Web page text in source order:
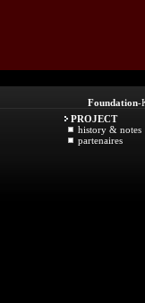
Foundation-
PROJECT
history & notes
partenaires